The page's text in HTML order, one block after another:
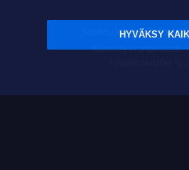
Sopimusehdot
Sääntelyviranomaiset
HYVÄKSY